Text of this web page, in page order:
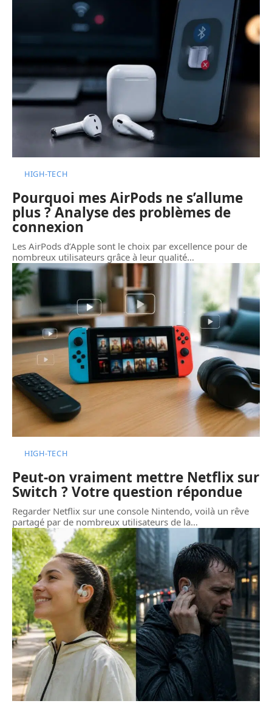
HIGH-TECH
Pourquoi mes AirPods ne s’allume
plus ? Analyse des problèmes de
connexion
Les AirPods d’Apple sont le choix par excellence pour de
nombreux utilisateurs grâce à leur qualité…
HIGH-TECH
Peut-on vraiment mettre Netflix sur
Switch ? Votre question répondue
Regarder Netflix sur une console Nintendo, voilà un rêve
partagé par de nombreux utilisateurs de la…